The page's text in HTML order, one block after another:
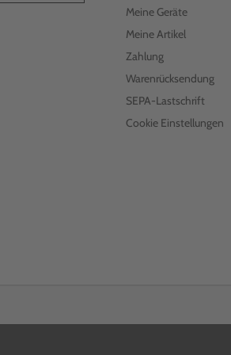
70C0Z50 700Z5 KCMY
inkl. MwSt. zzgl. Versand
Meine Geräte
Meine Artikel
Zahlung
Warenrücksendung
SEPA-Lastschrift
Cookie Einstellungen